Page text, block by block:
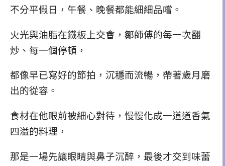
不分平假日，午餐、晚餐都能細細品嚐。
火光與油脂在鐵板上交會，鄒師傅的每一次翻
炒、每一個停頓，
都像早已寫好的節拍，沉穩而流暢，帶著歲月磨
出的從容。
食材在他眼前被細心對待，慢慢化成一道道香氣
四溢的料理，
那是一場先讓眼睛與鼻子沉醉，最後才交到味蕾